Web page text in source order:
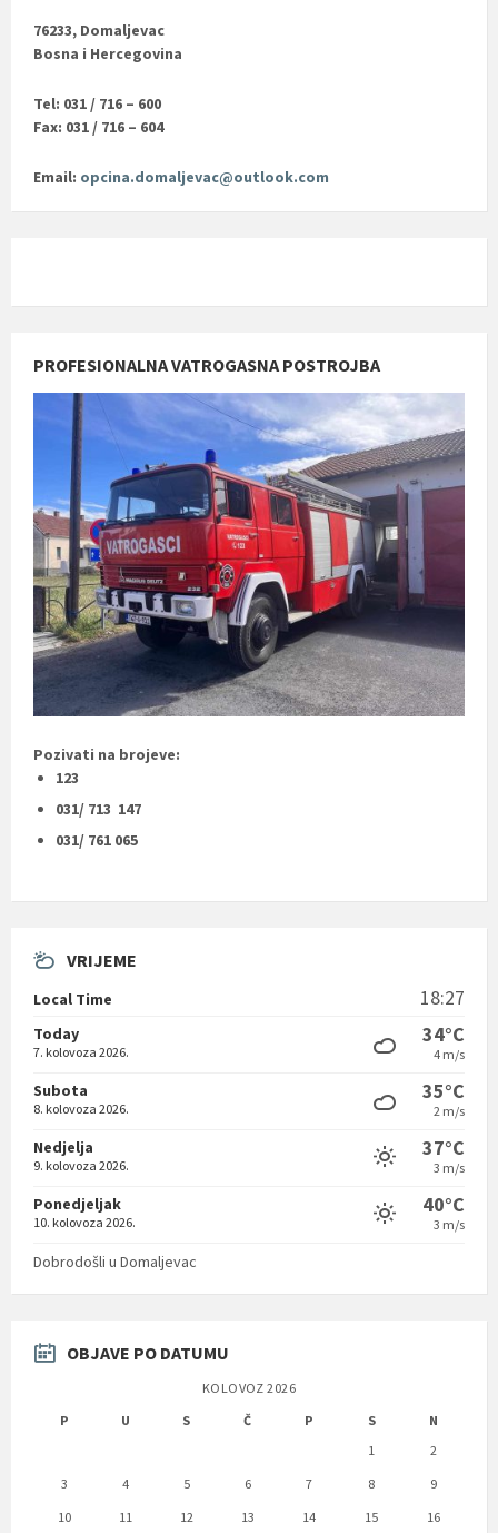
76233, Domaljevac
Bosna i Hercegovina
Tel: 031 / 716 – 600
Fax: 031 / 716 – 604
Email: opcina.domaljevac@outlook.com
PROFESIONALNA VATROGASNA POSTROJBA
Pozivati na brojeve:
123
031/ 713 147
031/ 761 065
VRIJEME
Local Time 18:27
Today
7. kolovoza 2026.
34°C
4 m/s
Subota
8. kolovoza 2026.
35°C
2 m/s
Nedjelja
9. kolovoza 2026.
37°C
3 m/s
Ponedjeljak
10. kolovoza 2026.
40°C
3 m/s
Dobrodošli u Domaljevac
OBJAVE PO DATUMU
KOLOVOZ 2026
P
U S Č P S
N
1
2
3
4 5 6 7 8
9
10
11 12 13 14 15
16